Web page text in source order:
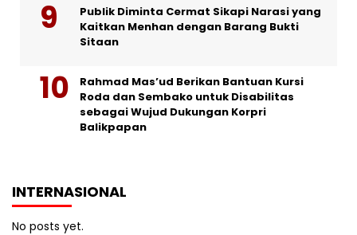
Publik Diminta Cermat Sikapi Narasi yang
Kaitkan Menhan dengan Barang Bukti
Sitaan
Rahmad Mas’ud Berikan Bantuan Kursi
Roda dan Sembako untuk Disabilitas
sebagai Wujud Dukungan Korpri
Balikpapan
INTERNASIONAL
No posts yet.